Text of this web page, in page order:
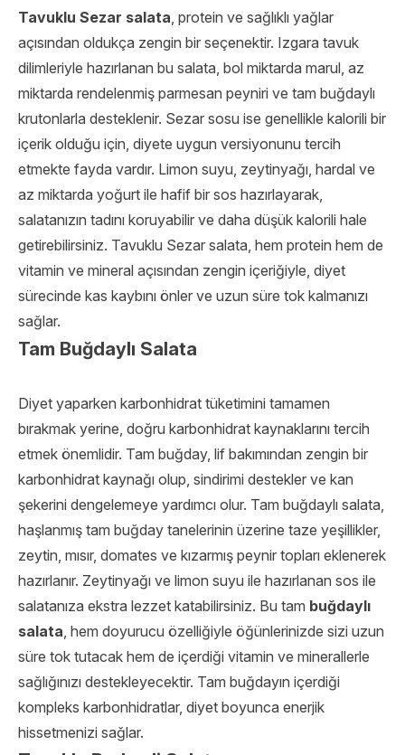
Tavuklu Sezar salata, protein ve sağlıklı yağlar
açısından oldukça zengin bir seçenektir. Izgara tavuk
dilimleriyle hazırlanan bu salata, bol miktarda marul, az
miktarda rendelenmiş parmesan peyniri ve tam buğdaylı
krutonlarla desteklenir. Sezar sosu ise genellikle kalorili bir
içerik olduğu için, diyete uygun versiyonunu tercih
etmekte fayda vardır. Limon suyu, zeytinyağı, hardal ve
az miktarda yoğurt ile hafif bir sos hazırlayarak,
salatanızın tadını koruyabilir ve daha düşük kalorili hale
getirebilirsiniz. Tavuklu Sezar salata, hem protein hem de
vitamin ve mineral açısından zengin içeriğiyle, diyet
sürecinde kas kaybını önler ve uzun süre tok kalmanızı
sağlar.
Tam Buğdaylı Salata
Diyet yaparken karbonhidrat tüketimini tamamen
bırakmak yerine, doğru karbonhidrat kaynaklarını tercih
etmek önemlidir. Tam buğday, lif bakımından zengin bir
karbonhidrat kaynağı olup, sindirimi destekler ve kan
şekerini dengelemeye yardımcı olur. Tam buğdaylı salata,
haşlanmış tam buğday tanelerinin üzerine taze yeşillikler,
zeytin, mısır, domates ve kızarmış peynir topları eklenerek
hazırlanır. Zeytinyağı ve limon suyu ile hazırlanan sos ile
salatanıza ekstra lezzet katabilirsiniz. Bu tam buğdaylı
salata, hem doyurucu özelliğiyle öğünlerinizde sizi uzun
süre tok tutacak hem de içerdiği vitamin ve minerallerle
sağlığınızı destekleyecektir. Tam buğdayın içerdiği
kompleks karbonhidratlar, diyet boyunca enerjik
hissetmenizi sağlar.